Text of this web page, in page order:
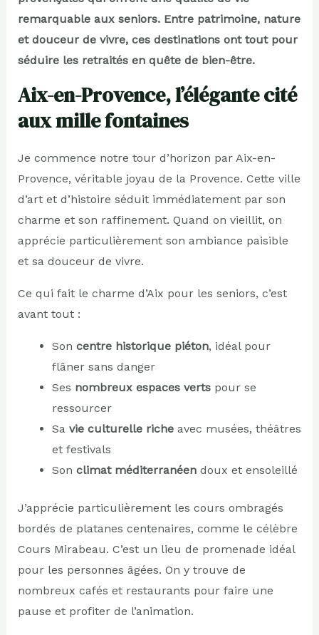
remarquable aux seniors. Entre patrimoine, nature
et douceur de vivre, ces destinations ont tout pour
séduire les retraités en quête de bien-être.
Aix-en-Provence, l’élégante cité
aux mille fontaines
Je commence notre tour d’horizon par Aix-en-
Provence, véritable joyau de la Provence. Cette ville
d’art et d’histoire séduit immédiatement par son
charme et son raffinement. Quand on vieillit, on
apprécie particulièrement son ambiance paisible
et sa douceur de vivre.
Ce qui fait le charme d’Aix pour les seniors, c’est
avant tout :
Son centre historique piéton, idéal pour
flâner sans danger
Ses nombreux espaces vertspour se
ressourcer
Sa vie culturelle richeavec musées, théâtres
et festivals
Son climat méditerranéendoux et ensoleillé
J’apprécie particulièrement les cours ombragés
bordés de platanes centenaires, comme le célèbre
Cours Mirabeau. C’est un lieu de promenade idéal
pour les personnes âgées. On y trouve de
nombreux cafés et restaurants pour faire une
pause et profiter de l’animation.